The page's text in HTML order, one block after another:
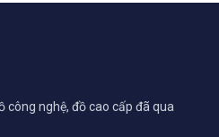
công nghệ, đồ cao cấp đã qua